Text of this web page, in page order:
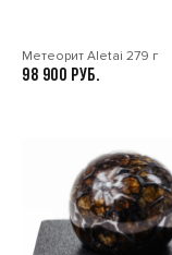
Метеорит Aletai 279 г
98 900